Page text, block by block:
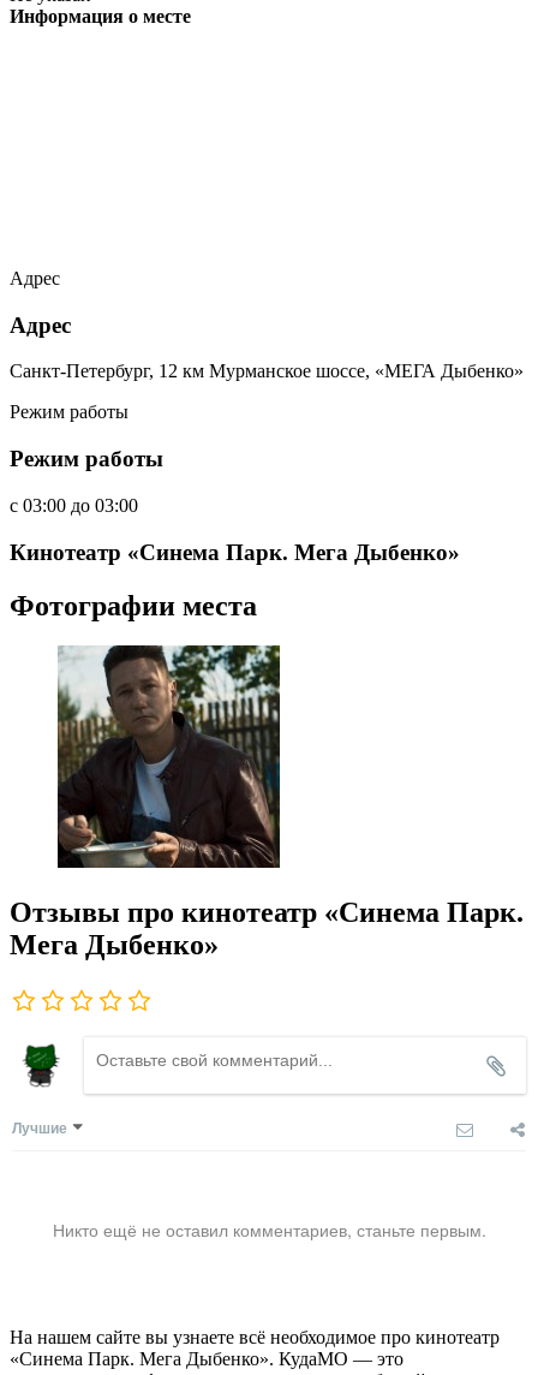
Информация о месте
Адрес
Адрес
Санкт-Петербург, 12 км Мурманское шоссе, «МЕГА Дыбенко»
Режим работы
Режим работы
c 03:00 до 03:00
Кинотеатр «Синема Парк. Мега Дыбенко»
Фотографии места
Отзывы про кинотеатр «Синема Парк.
Мега Дыбенко»
Лучшие
Никто ещё не оставил комментариев, станьте первым.
На нашем сайте вы узнаете всё необходимое про кинотеатр
«Синема Парк. Мега Дыбенко». КудаМО — это